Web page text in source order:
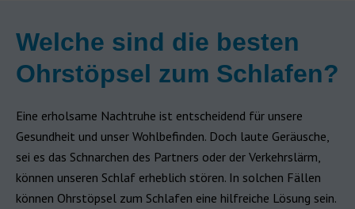
Welche sind die besten
Ohrstöpsel zum Schlafen?
Eine erholsame Nachtruhe ist entscheidend für unsere
Gesundheit und unser Wohlbefinden. Doch laute Geräusche,
sei es das Schnarchen des Partners oder der Verkehrslärm,
können unseren Schlaf erheblich stören. In solchen Fällen
können Ohrstöpsel zum Schlafen eine hilfreiche Lösung sein.